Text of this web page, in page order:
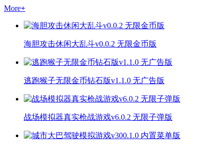
More+
海胆攻击休闲大乱斗v0.0.2 无限金币版
逃跑猴子无限金币钻石版v1.1.0 无广告版
战场模拟器真实枪战游戏v6.0.2 无限子弹版